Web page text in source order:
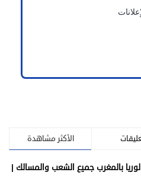
الأكثر مشاهدة
بالمغرب جميع الشعب والمسالك |